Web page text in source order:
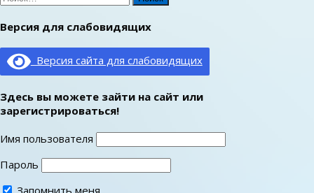
Версия для слабовидящих
Версия сайта для слабовидящих
Здесь вы можете зайти на сайт или
зарегистрироваться!
Имя пользователя
Пароль
Запомнить меня